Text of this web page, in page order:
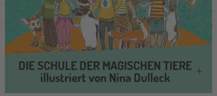
DIE SCHULE DER MAGISCHEN TIERE
illustriert von Nina Dulleck